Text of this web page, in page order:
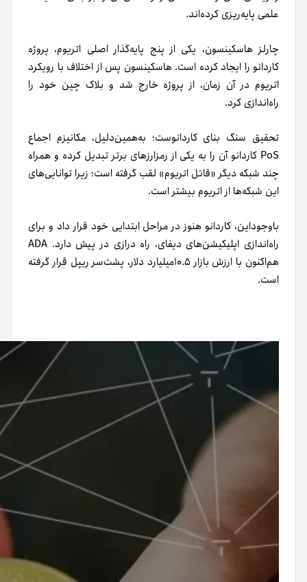
علمی پایه‌ریزی کرده‌اند.
چارلز هاسکینسون، یکی از پنج پایه‌گذار اصلی اتریوم، پروژه
کاردانو را ایجاد کرده است. هاسکینسون پس از اختلاف با رویکرد
اتریوم در آن زمان، از پروژه خارج شد و بلاک چین خود را
راه‌اندازی کرد.
تحقیق سنگ بنای کاردانوست؛ به‌همین‌دلیل، مکانیزم اجماع
PoS کاردانو آن را به یکی از رمزارزهای برتر تبدیل کرده و همراه
چند شبکه دیگر «قاتل اتریوم» لقب گرفته‌ است؛ زیرا توانایی‌های
این شبکه‌ها از اتریوم بیشتر است.
باوجوداین، کاردانو هنوز در مراحل ابتدایی خود قرار داد و برای
راه‌اندازی اپلیکیشن‌های دیفای، راه درازی در پیش دارد. ADA
هم‌اکنون با ارزش بازار ۱۰.۵میلیارد دلار، پشت‌سر ریپل قرار گرفته
است.